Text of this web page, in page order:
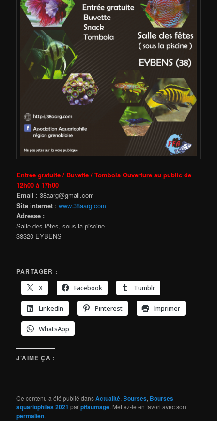
Entrée gratuite / Buvette / Tombola Ouverture au public de
12h00 à 17h00
Email : 38aarg@gmail.com
Site internet :www.38aarg.com
Adresse :
Salle des fêtes, sous la piscine
38320 EYBENS
PARTAGER :
X
Facebook Tumblr
LinkedIn Pinterest Imprimer
WhatsApp
J’AIME ÇA :
Ce contenu a été publié dansActualité, Bourses, Bourses
aquariophiles 2021 parpifaumage. Mettez-le en favori avec son
permalien.